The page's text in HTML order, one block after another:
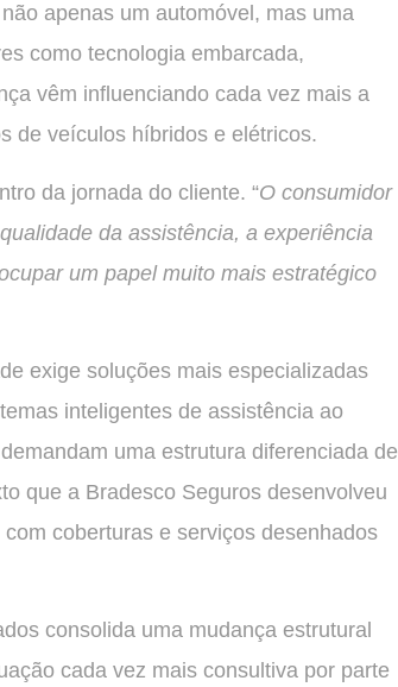
apenas um automóvel, mas uma
como tecnologia embarcada,
vêm influenciando cada vez mais a
de veículos híbridos e elétricos.
da jornada do cliente. “O consumidor
da assistência, a experiência
um papel muito mais estratégico
exige soluções mais especializadas
inteligentes de assistência ao
uma estrutura diferenciada de
que a Bradesco Seguros desenvolveu
coberturas e serviços desenhados
consolida uma mudança estrutural
cada vez mais consultiva por parte